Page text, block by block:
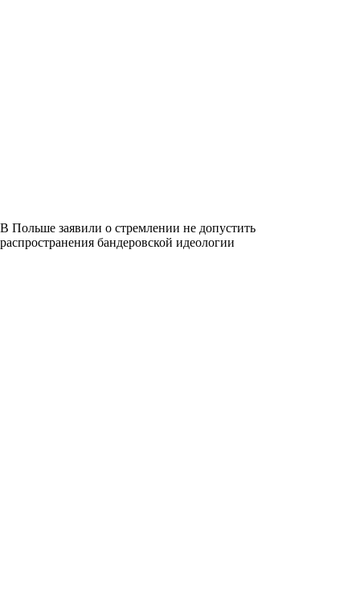
В Польше заявили о стремлении не допустить
распространения бандеровской идеологии